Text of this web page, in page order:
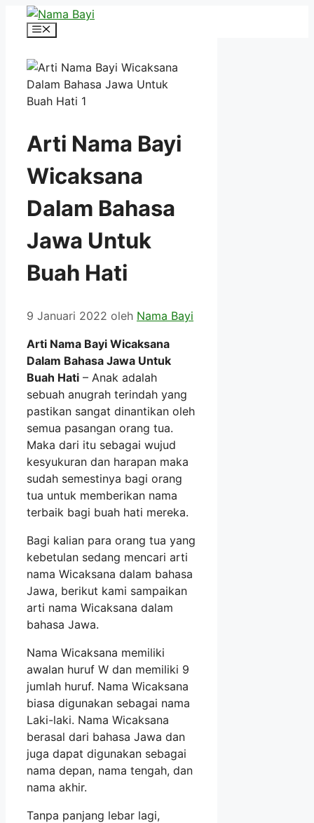
Langsung
Menu
Arti Nama Bayi
Wicaksana
Dalam Bahasa
Jawa Untuk
Buah Hati
9 Januari 2022 oleh Nama Bayi
Arti Nama Bayi Wicaksana
Dalam Bahasa Jawa Untuk
Buah Hati – Anak adalah
sebuah anugrah terindah yang
pastikan sangat dinantikan oleh
semua pasangan orang tua.
Maka dari itu sebagai wujud
kesyukuran dan harapan maka
sudah semestinya bagi orang
tua untuk memberikan nama
terbaik bagi buah hati mereka.
Bagi kalian para orang tua yang
kebetulan sedang mencari arti
nama Wicaksana dalam bahasa
Jawa, berikut kami sampaikan
arti nama Wicaksana dalam
bahasa Jawa.
Nama Wicaksana memiliki
awalan huruf W dan memiliki 9
jumlah huruf. Nama Wicaksana
biasa digunakan sebagai nama
Laki-laki. Nama Wicaksana
berasal dari bahasa Jawa dan
juga dapat digunakan sebagai
nama depan, nama tengah, dan
nama akhir.
Tanpa panjang lebar lagi,